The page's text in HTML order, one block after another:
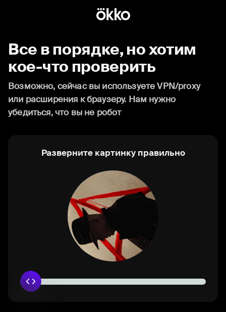
Все в порядке, но хотим
кое-что проверить
Возможно, сейчас вы используете VPN/proxy
или расширения к браузеру. Нам нужно
убедиться, что вы не робот
Разверните картинку правильно